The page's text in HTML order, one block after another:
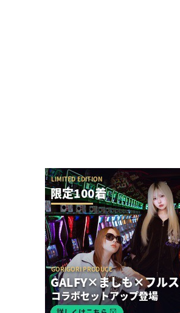
Sammy「e七つの大罪3」初打
バレ入れても復活大当たりがあ